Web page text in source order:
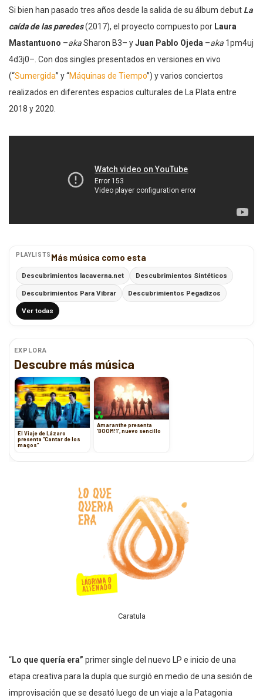
Si bien han pasado tres años desde la salida de su álbum debut La
caída de las paredes(2017), el proyecto compuesto por Laura
Mastantuono –akaSharon B3– yJuan Pablo Ojeda –aka 1pm4uj
4d3j0–. Con dos singles presentados en versiones en vivo
(“Sumergida” y “Máquinas de Tiempo”) y varios conciertos
realizados en diferentes espacios culturales de La Plata entre
2018 y 2020.
PLAYLISTS Más música como esta
Descubrimientos lacaverna.net Descubrimientos Sintéticos
Descubrimientos Para Vibrar Descubrimientos Pegadizos
Ver todas
EXPLORA
Descubre más música
El Viaje de Lázaro
presenta ”Cantar de los
magos”
Amaranthe presenta
‘BOOM!1’, nuevo sencillo
Caratula
“Lo que quería era” primer single del nuevo LP e inicio de una
etapa creativa para la dupla que surgió en medio de una sesión de
improvisación que se desató luego de un viaje a la Patagonia